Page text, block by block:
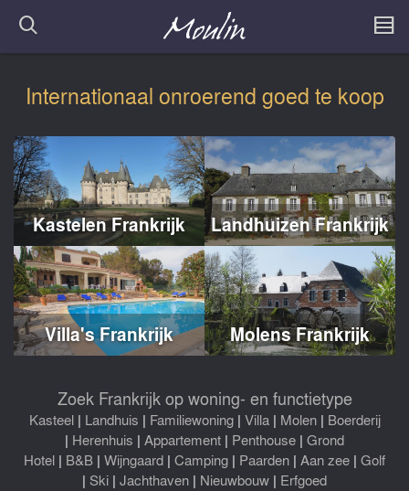
Internationaal onroerend goed te koop
Kastelen Frankrijk Landhuizen Frankrijk
Villa's Frankrijk Molens Frankrijk
Zoek Frankrijk op woning- en functietype
Kasteel| Landhuis | Familiewoning| Villa| Molen| Boerderij
| Herenhuis | Appartement | Penthouse | Grond
Hotel | B&B | Wijngaard | Camping | Paarden | Aan zee | Golf
| Ski | Jachthaven | Nieuwbouw | Erfgoed